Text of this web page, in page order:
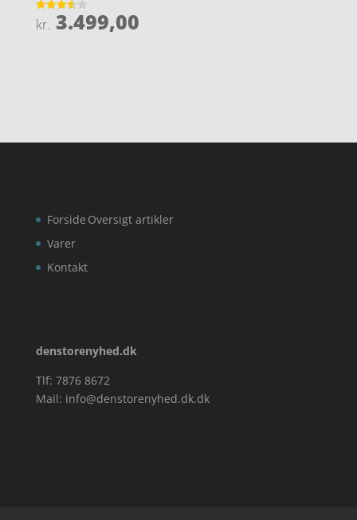
Vurderet
3.6
kr. 3.499,00
Forside
Varer
Kontakt
Oversigt artikler
denstorenyhed.dk
Tlf: 7876 8672
Mail: info@denstorenyhed.dk.dk